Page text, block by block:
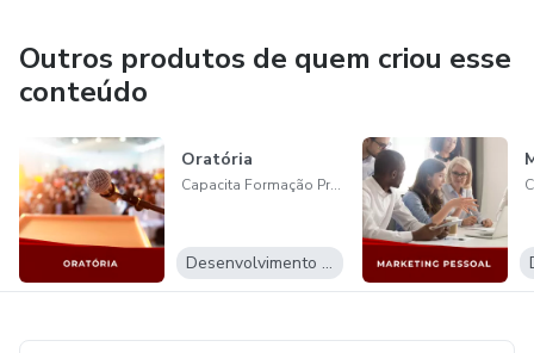
Outros produtos de quem criou esse
conteúdo
Oratória
Capacita Formação Profissional LTDA
Desenvolvimento Pessoal